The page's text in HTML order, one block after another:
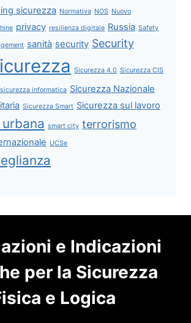
sicurezza Normativa NOS Nuovo
privacy resilienza digitale Russia Safety
sanità security Security
Sicurezza 4.0 Sicurezza CIS
sicurezza informatica Sicurezza Nazionale
Sicurezza Smart Sicurezza sul lavoro
smart city terrorismo
UCSe
e Indicazioni
per la Sicurezza
e Logica